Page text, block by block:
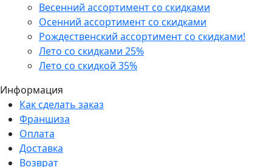
Весенний ассортимент со скидками
Осенний ассортимент со скидками
Рождественский ассортимент со скидками!
Лето со скидками 25%
Лето со скидкой 35%
Информация
Как сделать заказ
Франшиза
Оплата
Доставка
Возврат